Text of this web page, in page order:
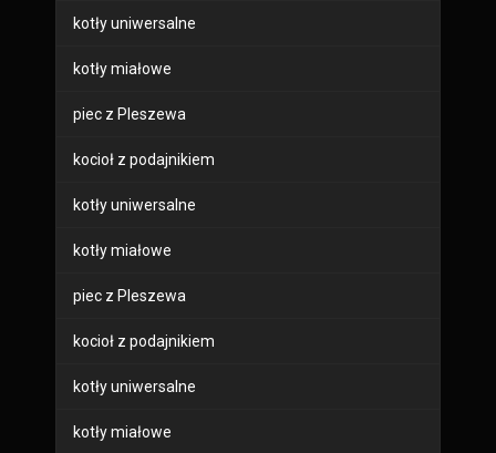
kotły uniwersalne
kotły miałowe
piec z Pleszewa
kocioł z podajnikiem
kotły uniwersalne
kotły miałowe
piec z Pleszewa
kocioł z podajnikiem
kotły uniwersalne
kotły miałowe